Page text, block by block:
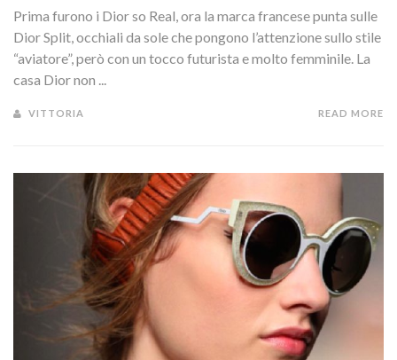
Prima furono i Dior so Real, ora la marca francese punta sulle
Dior Split, occhiali da sole che pongono l’attenzione sullo stile
“aviatore”, però con un tocco futurista e molto femminile. La
casa Dior non ...
VITTORIA READ MORE